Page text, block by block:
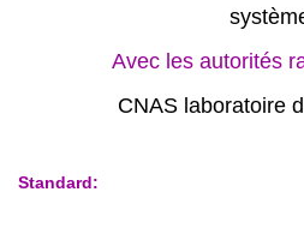
Avec les autorités
CNAS laboratoire
Standard: